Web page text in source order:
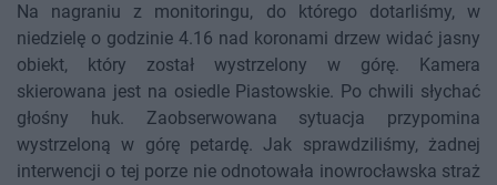
Na nagraniu z monitoringu, do którego dotarliśmy, w
niedzielę o godzinie 4.16 nad koronami drzew widać jasny
obiekt, który został wystrzelony w górę. Kamera
skierowana jest na osiedle Piastowskie. Po chwili słychać
głośny huk. Zaobserwowana sytuacja przypomina
wystrzeloną w górę petardę. Jak sprawdziliśmy, żadnej
interwencji o tej porze nie odnotowała inowrocławska straż